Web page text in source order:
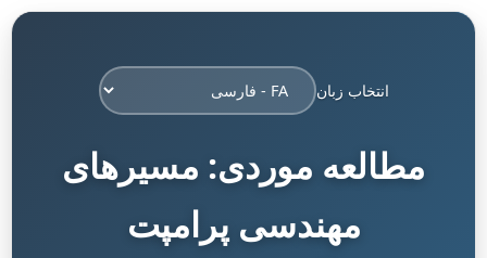
انتخاب زبان
مطالعه موردی: مسیرهای
مهندسی پرامپت